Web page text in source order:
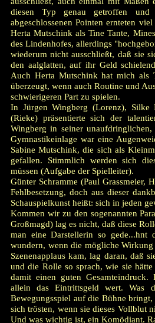
diesen Typ genau getroffen und
abgeschlossenen Pointen ernteten
Herta Mutschink als Tine Tante,
des Lindenhofes, allerdings
wiederum nicht ausschließt, daß sie
den aalglatten, auf ihr Geld
Auch Herta Mutschink hat mich als
überzeugt, wenn auch Routine und
schwierigeren Part zu spielen.
In Jürgen Wingberg (Lorenz), Silke
(Rieke) präsentierte sich der
Wingberg in seiner
Gymnastikeinlage war eine
Sabine Mutschink, die sich als
gefallen. Stimmlich werden sich
müssen (Aufgabe der Spielleiter).
Günter Schramme (Paul Grassmeier,
Fehlbesetzung, doch aus dieser
Schauspielkunst heißt: sich in jeden
Kommen wir zu den sogenannten
Großmagd) lag es nicht, daß diese
man eine Darstellerin so
wundern, wenn die mögliche
Szenenapplaus kam, lag daran, daß
und die Rolle so sprach, wie sie
damit einen guten
allein das Eintrittsgeld wert. Was
Bewegungsspiel auf die Bühne
sich trösten, wenn sie dieses Vollblut
Und was wichtig ist, ein Komödiant.